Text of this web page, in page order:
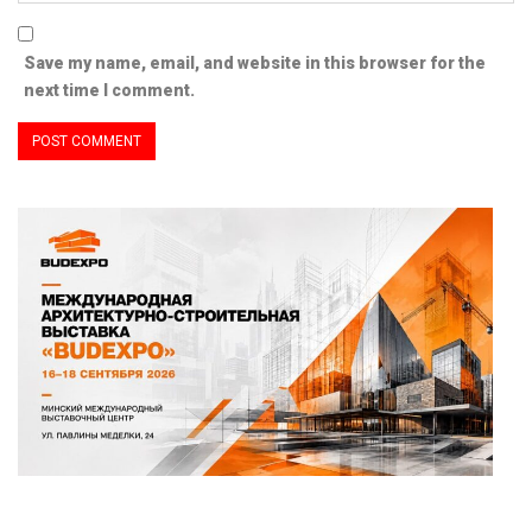
Save my name, email, and website in this browser for the
next time I comment.